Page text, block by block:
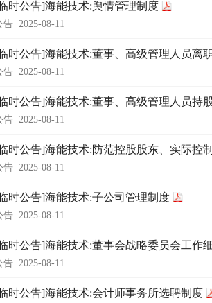
时公告]海能技术:舆情管理制度
告 2025-08-11
时公告]海能技术:董事、高级管理人员离
告 2025-08-11
时公告]海能技术:董事、高级管理人员持
告 2025-08-11
时公告]海能技术:防范控股股东、实际控
告 2025-08-11
时公告]海能技术:子公司管理制度
告 2025-08-11
时公告]海能技术:董事会战略委员会工作
告 2025-08-11
时公告]海能技术:会计师事务所选聘制度